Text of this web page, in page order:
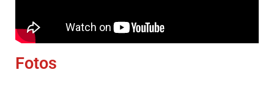
Fotos